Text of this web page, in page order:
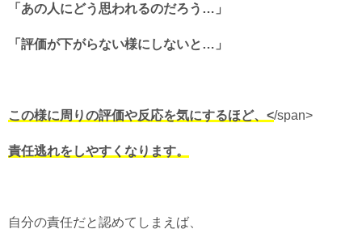
「あの人にどう思われるのだろう…」
「評価が下がらない様にしないと…」
この様に周りの評価や反応を気にするほど、</span>
責任逃れをしやすくなります。
自分の責任だと認めてしまえば、